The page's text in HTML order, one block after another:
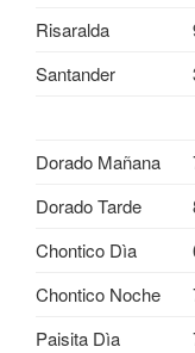
Risaralda
Santander
Dorado Mañana
Dorado Tarde
Chontico Dìa
Chontico Noche
Paisita Dìa